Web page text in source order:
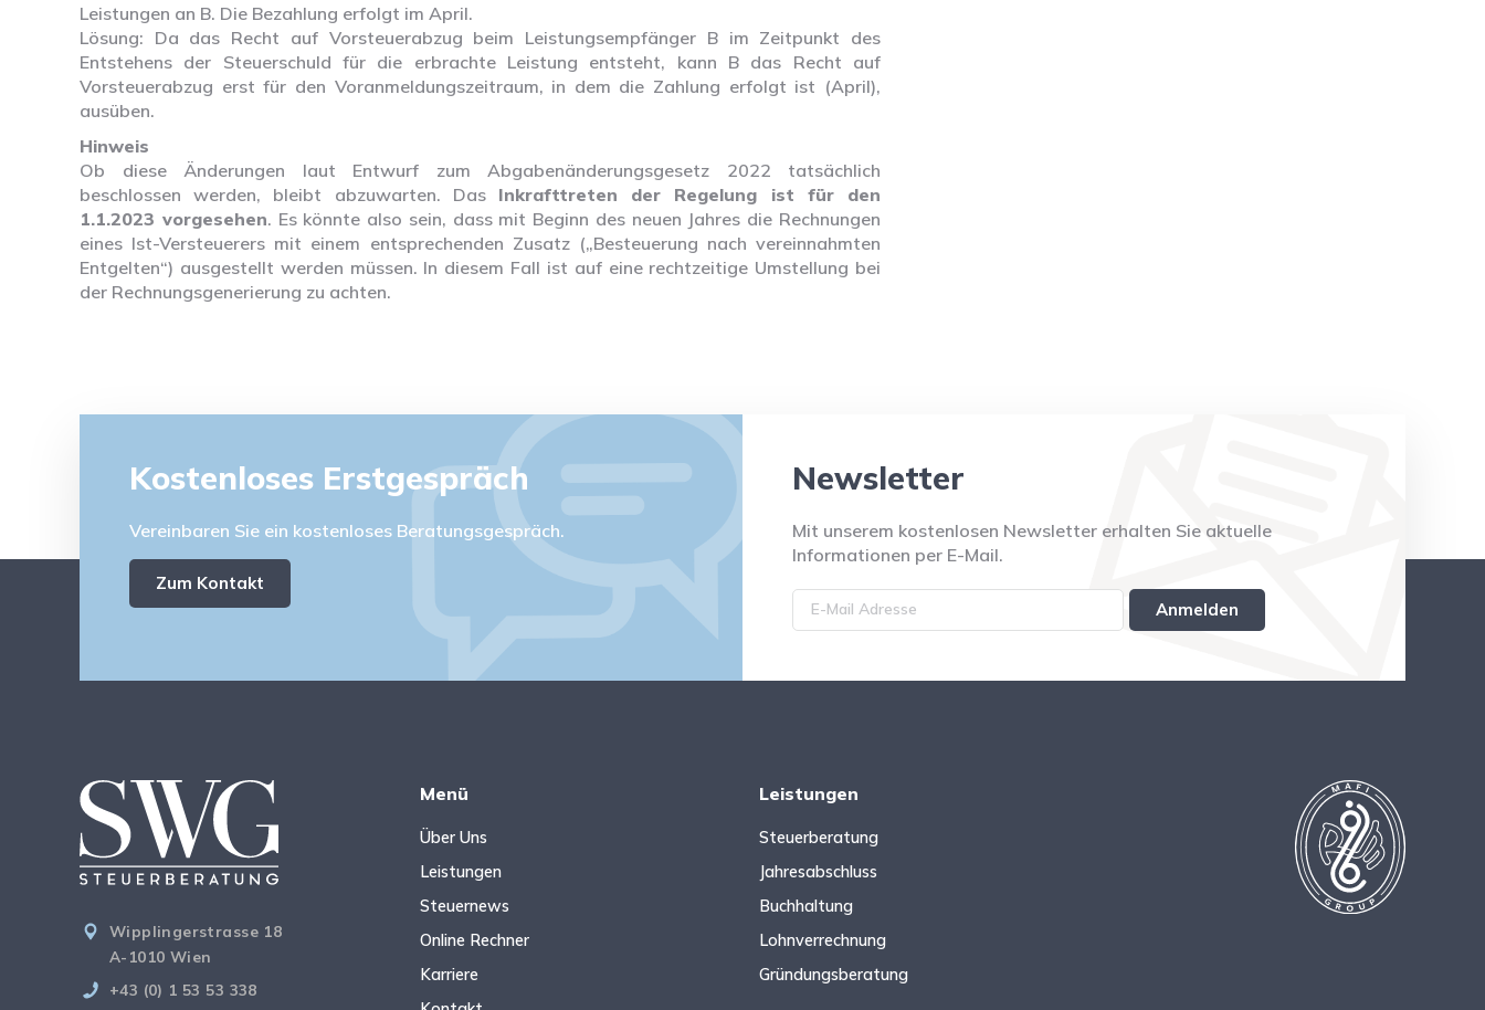
Leistungen an B. Die Bezahlung erfolgt im April.
Lösung: Da das Recht auf Vorsteuerabzug beim Leistungsempfänger B im Zeitpunkt des
Entstehens der Steuerschuld für die erbrachte Leistung entsteht, kann B das Recht auf
Vorsteuerabzug erst für den Voranmeldungszeitraum, in dem die Zahlung erfolgt ist (April),
ausüben.
Hinweis
Ob diese Änderungen laut Entwurf zum Abgabenänderungsgesetz 2022 tatsächlich
beschlossen werden, bleibt abzuwarten. Das Inkrafttreten der Regelung ist für den
1.1.2023 vorgesehen. Es könnte also sein, dass mit Beginn des neuen Jahres die Rechnungen
eines Ist-Versteuerers mit einem entsprechenden Zusatz („Besteuerung nach vereinnahmten
Entgelten“) ausgestellt werden müssen. In diesem Fall ist auf eine rechtzeitige Umstellung bei
der Rechnungsgenerierung zu achten.
Kostenloses Erstgespräch
Vereinbaren Sie ein kostenloses Beratungsgespräch.
Zum Kontakt
Newsletter
Mit unserem kostenlosen Newsletter erhalten Sie aktuelle
Informationen per E-Mail.
Wipplingerstrasse 18
A-1010 Wien
+43 (0) 1 53 53 338
Menü
Über Uns
Leistungen
Steuernews
Online Rechner
Karriere
Leistungen
Steuerberatung
Jahresabschluss
Buchhaltung
Lohnverrechnung
Gründungsberatung